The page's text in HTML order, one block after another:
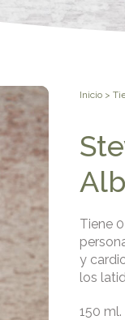
Inicio>
Tiene
y
los
150 ml.